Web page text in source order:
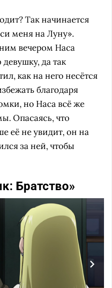
Так начинается
меня на Луну».
вечером Наса
да так
как на него несётся
благодаря
но Наса всё же
Опасаясь, что
её не увидит, он на
за ней, чтобы
Братство»